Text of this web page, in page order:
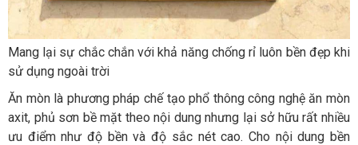
Mang lại sự chắc chắn với khả năng chống rỉ luôn bền đẹp khi
sử dụng ngoài trời
Ăn mòn là phương pháp chế tạo phổ thông công nghệ ăn mòn
axit, phủ sơn bề mặt theo nội dung nhưng lại sở hữu rất nhiều
ưu điểm như độ bền và độ sắc nét cao. Cho nội dung bền